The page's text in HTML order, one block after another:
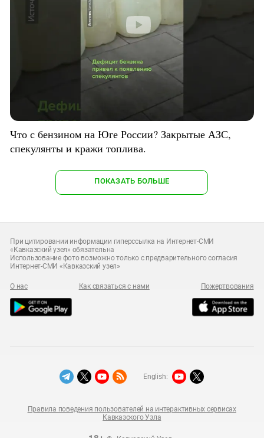
Что с бензином на Юге России? Закрытые АЗС,
спекулянты и кражи топлива.
ПОКАЗАТЬ БОЛЬШЕ
При цитировании информации гиперссылка на Интернет-СМИ
«Кавказский узел» обязательна
Использование фото возможно только с предварительного согласия
Интернет-СМИ «Кавказский узел»
О нас Как связаться с нами Пожертвования
Правила поведения пользователей на интерактивных сервисах
Кавказского Узла
English: